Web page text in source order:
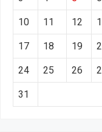
10 11 12
17 18 19
24 25 26
31